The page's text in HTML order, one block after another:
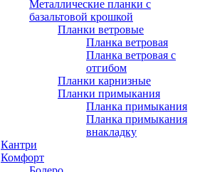
Металлические планки с
базальтовой крошкой
Планки ветровые
Планка ветровая
Планка ветровая с
отгибом
Планки карнизные
Планки примыкания
Планка примыкания
Планка примыкания
внакладку
Кантри
Комфорт